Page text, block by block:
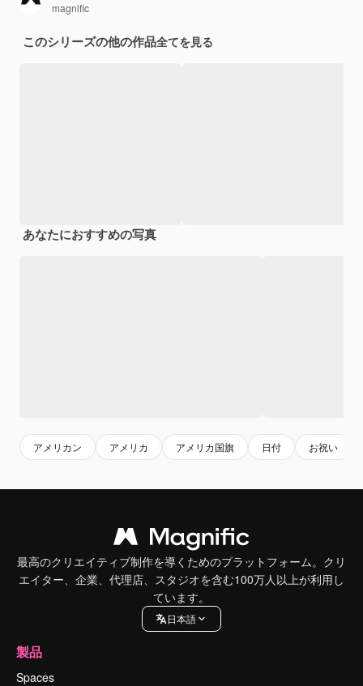
magnific
このシリーズの他の作品全てを見る
あなたにおすすめの写真
アメリカン アメリカ アメリカ国旗 日付 お祝い
最高のクリエイティブ制作を導くためのプラットフォーム。クリ
エイター、企業、代理店、スタジオを含む100万人以上が利用し
ています。
日本語
製品
Spaces